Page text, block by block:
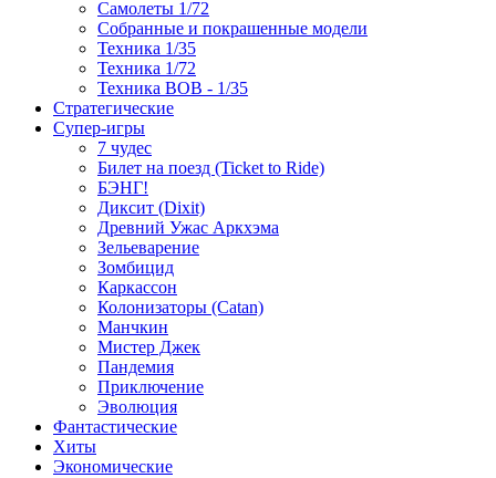
Самолеты 1/72
Собранные и покрашенные модели
Техника 1/35
Техника 1/72
Техника ВОВ - 1/35
Стратегические
Супер-игры
7 чудес
Билет на поезд (Ticket to Ride)
БЭНГ!
Диксит (Dixit)
Древний Ужас Аркхэма
Зельеварение
Зомбицид
Каркассон
Колонизаторы (Catan)
Манчкин
Мистер Джек
Пандемия
Приключение
Эволюция
Фантастические
Хиты
Экономические